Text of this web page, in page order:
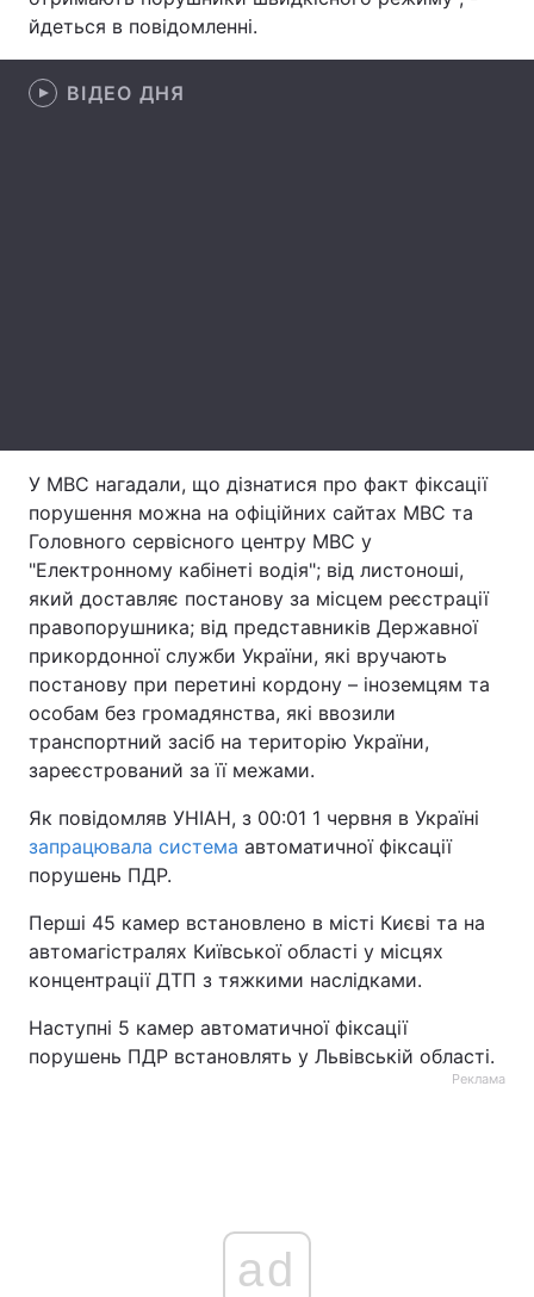
Інтерв'ю
Архів
Тема оформлення
йдеться в повідомленні.
ВІДЕО ДНЯ
У МВС нагадали, що дізнатися про факт фіксації
порушення можна на офіційних сайтах МВС та
Головного сервісного центру МВС у
"Електронному кабінеті водія"; від листоноші,
який доставляє постанову за місцем реєстрації
правопорушника; від представників Державної
прикордонної служби України, які вручають
постанову при перетині кордону – іноземцям та
особам без громадянства, які ввозили
транспортний засіб на територію України,
зареєстрований за її межами.
Як повідомляв УНІАН, з 00:01 1 червня в Україні
запрацювала система автоматичної фіксації
порушень ПДР.
Перші 45 камер встановлено в місті Києві та на
автомагістралях Київської області у місцях
концентрації ДТП з тяжкими наслідками.
Наступні 5 камер автоматичної фіксації
порушень ПДР встановлять у Львівській області.
Реклама
ad